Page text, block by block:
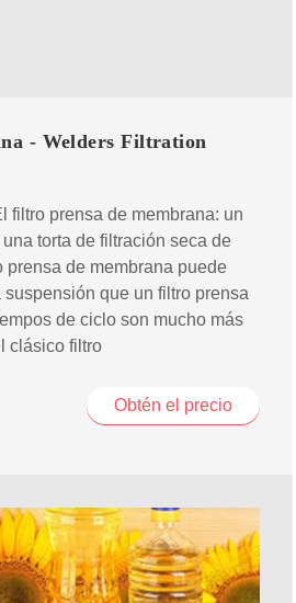
- Welders Filtration
filtro prensa de membrana: un
torta de filtración seca de
prensa de membrana puede
que un filtro prensa
de ciclo son mucho más
clásico filtro
Obtén el precio